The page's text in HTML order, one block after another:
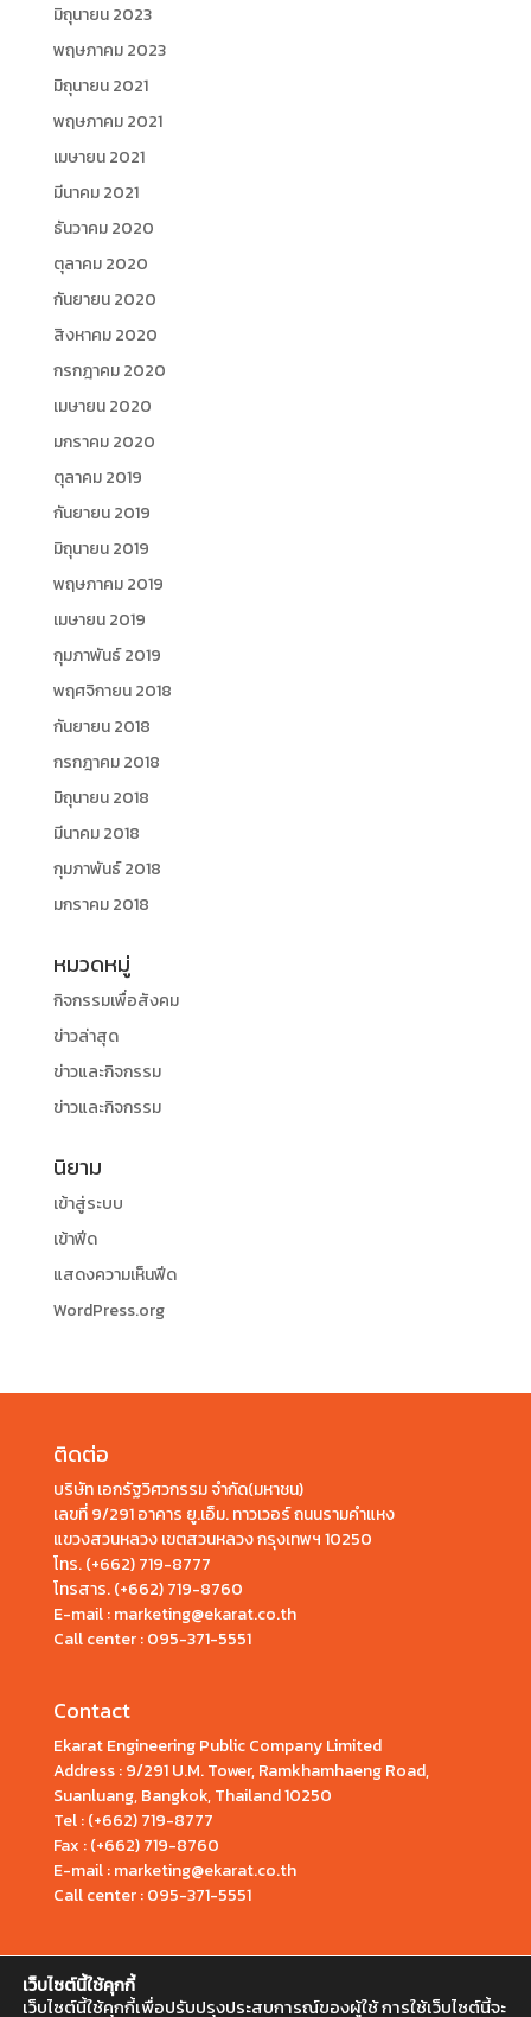
มิถุนายน 2023
พฤษภาคม 2023
มิถุนายน 2021
พฤษภาคม 2021
เมษายน 2021
มีนาคม 2021
ธันวาคม 2020
ตุลาคม 2020
กันยายน 2020
สิงหาคม 2020
กรกฎาคม 2020
เมษายน 2020
มกราคม 2020
ตุลาคม 2019
กันยายน 2019
มิถุนายน 2019
พฤษภาคม 2019
เมษายน 2019
กุมภาพันธ์ 2019
พฤศจิกายน 2018
กันยายน 2018
กรกฎาคม 2018
มิถุนายน 2018
มีนาคม 2018
กุมภาพันธ์ 2018
มกราคม 2018
หมวดหมู่
กิจกรรมเพื่อสังคม
ข่าวล่าสุด
ข่าวและกิจกรรม
ข่าวและกิจกรรม
นิยาม
เข้าสู่ระบบ
เข้าฟีด
แสดงความเห็นฟีด
WordPress.org
ติดต่อ
บริษัท เอกรัฐวิศวกรรม จำกัด(มหาชน)
เลขที่ 9/291 อาคาร ยู.เอ็ม. ทาวเวอร์ ถนนรามคำแหง
แขวงสวนหลวง เขตสวนหลวง กรุงเทพฯ 10250
โทร.(+662) 719-8777
โทรสาร. (+662) 719-8760
E-mail : marketing@ekarat.co.th
Call center :095-371-5551
Contact
Ekarat Engineering Public Company Limited
Address : 9/291 U.M. Tower, Ramkhamhaeng Road,
Suanluang, Bangkok, Thailand 10250
Tel : (+662) 719-8777
Fax : (+662) 719-8760
E-mail : marketing@ekarat.co.th
Call center : 095-371-5551
เว็บไซต์นี้ใช้คุกกี้
เว็บไซต์นี้ใช้คุกกี้เพื่อปรับปรุงประสบการณ์ของผู้ใช้ การใช้เว็บไซต์นี้จะ